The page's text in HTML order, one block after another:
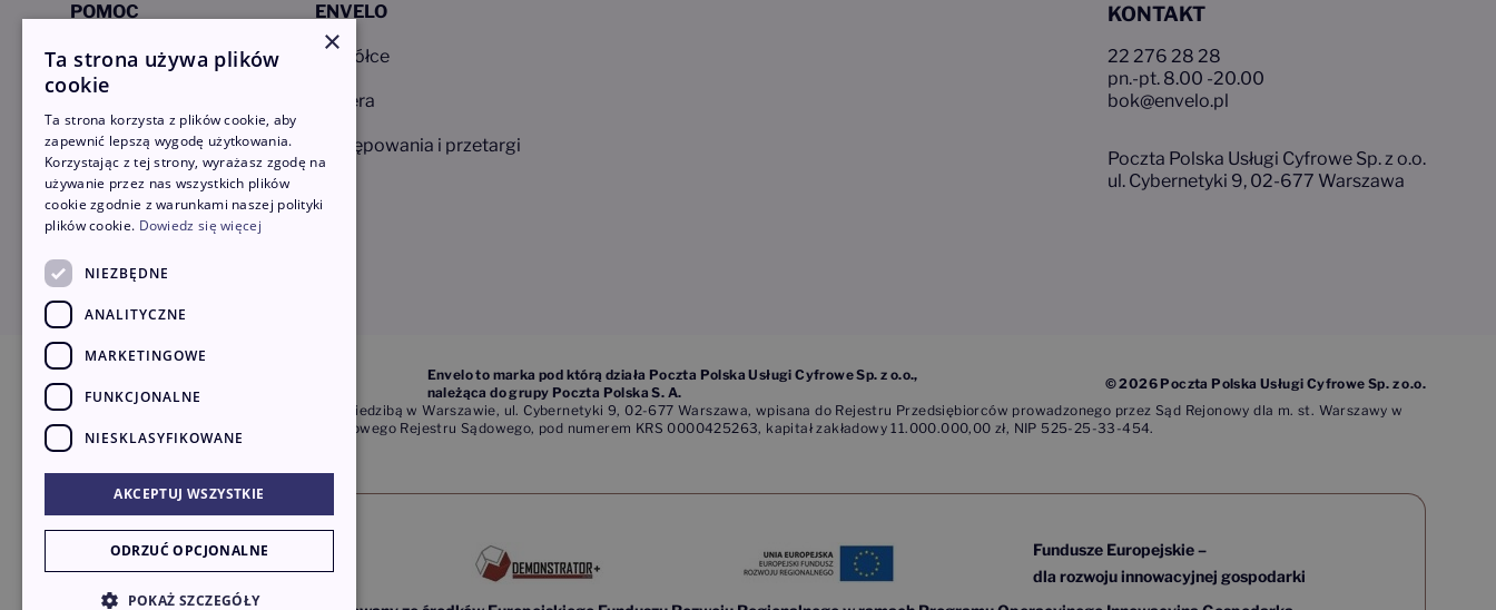
POMOC
FAQ – Pytania i odpowiedzi
Cenniki i regulaminy
Polityka prywatności
i inne dokumenty
ENVELO
O Spółce
Kariera
Postępowania i przetargi
KONTAKT
22 276 28 28
pn.-pt. 8.00 -20.00
bok@envelo.pl
Poczta Polska Usługi Cyfrowe Sp. z o.o.
ul. Cybernetyki 9, 02-677 Warszawa
Envelo to marka pod którą działa Poczta Polska Usługi Cyfrowe Sp. z o.o.,
należąca do grupy Poczta Polska S. A.
© 2026 Poczta Polska Usługi Cyfrowe Sp. z o.o.
Poczta Polska Usługi Cyfrowe Sp. z o.o. z siedzibą w Warszawie, ul. Cybernetyki 9, 02-677 Warszawa, wpisana do Rejestru Przedsiębiorców prowadzonego przez Sąd Rejonowy dla m. st. Warszawy w
Warszawie, XIII Wydział Gospodarczy Krajowego Rejestru Sądowego, pod numerem KRS 0000425263, kapitał zakładowy 11.000.000,00 zł, NIP 525-25-33-454.
Fundusze Europejskie –
dla rozwoju innowacyjnej gospodarki
×
Ta strona używa plików
cookie
Ta strona korzysta z plików cookie, aby
zapewnić lepszą wygodę użytkowania.
Korzystając z tej strony, wyrażasz zgodę na
używanie przez nas wszystkich plików
cookie zgodnie z warunkami naszej polityki
plików cookie. Dowiedz się więcej
NIEZBĘDNE
ANALITYCZNE
MARKETINGOWE
FUNKCJONALNE
NIESKLASYFIKOWANE
AKCEPTUJ WSZYSTKIE
ODRZUĆ OPCJONALNE
POKAŻ SZCZEGÓŁY